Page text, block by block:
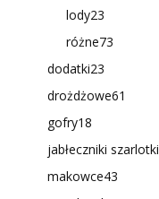
lody23
różne73
dodatki23
drożdżowe61
gofry18
jabłeczniki szarlotki
makowce43